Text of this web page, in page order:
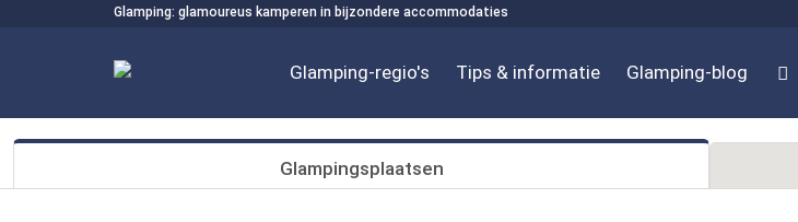
Glamping: glamoureus kamperen in bijzondere accommodaties
Glamping-regio's Tips & informatie Glamping-blog
Glampingsplaatsen